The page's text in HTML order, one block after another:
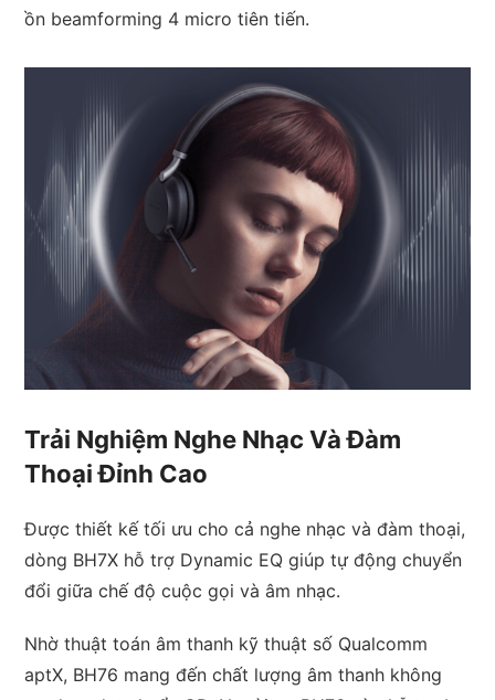
ồn beamforming 4 micro tiên tiến.
Trải Nghiệm Nghe Nhạc Và Đàm
Thoại Đỉnh Cao
Được thiết kế tối ưu cho cả nghe nhạc và đàm thoại,
dòng BH7X hỗ trợ Dynamic EQ giúp tự động chuyển
đổi giữa chế độ cuộc gọi và âm nhạc.
Nhờ thuật toán âm thanh kỹ thuật số Qualcomm
aptX, BH76 mang đến chất lượng âm thanh không